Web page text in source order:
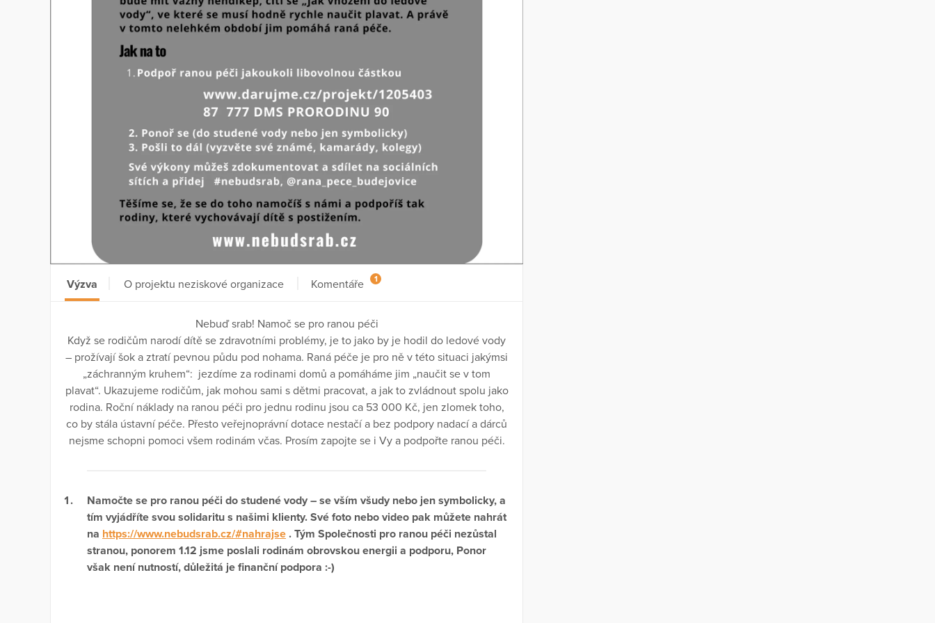
Výzva O projektu neziskové organizace Komentáře 1
Nebuď srab! Namoč se pro ranou péči
Když se rodičům narodí dítě se zdravotními problémy, je to jako by je hodil do ledové vody
– prožívají šok a ztratí pevnou půdu pod nohama. Raná péče je pro ně v této situaci jakýmsi
„záchranným kruhem“: jezdíme za rodinami domů a pomáháme jim „naučit se v tom
plavat“. Ukazujeme rodičům, jak mohou sami s dětmi pracovat, a jak to zvládnout spolu jako
rodina. Roční náklady na ranou péči pro jednu rodinu jsou ca 53 000 Kč, jen zlomek toho,
co by stála ústavní péče. Přesto veřejnoprávní dotace nestačí a bez podpory nadací a dárců
nejsme schopni pomoci všem rodinám včas. Prosím zapojte se i Vy a podpořte ranou péči.
Namočte se pro ranou péči do studené vody – se vším všudy nebo jen symbolicky, a
tím vyjádříte svou solidaritu s našimi klienty. Své foto nebo video pak můžete nahrát
na https://www.nebudsrab.cz/#nahrajse . Tým Společnosti pro ranou péči nezůstal
stranou, ponorem 1.12 jsme poslali rodinám obrovskou energii a podporu, Ponor
však není nutností, důležitá je finanční podpora :-)